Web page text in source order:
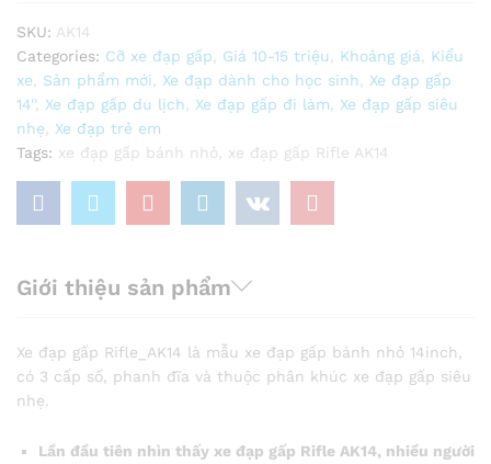
SKU: AK14
Categories: Cỡ xe đạp gấp Giá 10-15 triệu Khoảng giá
Kiểu
xe
Sản phẩm mới Xe đạp dành cho học sinh
Xe đạp gấp
14'', Xe đạp gấp du lịch Xe đạp gấp đi làm
Xe đạp gấp siêu
nhẹ
Xe đạp trẻ em
Tags: xe đạp gấp bánh nhỏ xe đạp gấp Rifle AK14
Giới thiệu sản phẩm
Xe đạp gấp Rifle_AK14 là mẫu xe đạp gấp bánh nhỏ 14inch,
có 3 cấp số, phanh đĩa và thuộc phân khúc xe đạp gấp siêu
nhẹ.
Lần đầu tiên nhìn thấy xe đạp gấp Rifle AK14, nhiều người